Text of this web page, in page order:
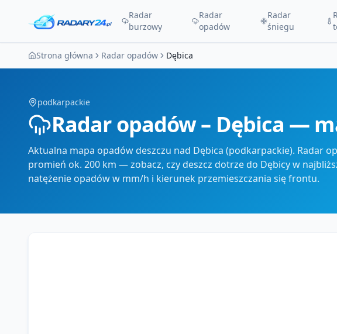
Radar
burzowy
Radar
opadów
Radar
śniegu
Strona główna Radar opadów Dębica
podkarpackie
Radar opadów – Dębica —
Aktualna mapa opadów deszczu nad Dębica (podkarpackie). Radar
promień ok. 200 km — zobacz, czy deszcz dotrze do Dębicy w
natężenie opadów w mm/h i kierunek przemieszczania się frontu.